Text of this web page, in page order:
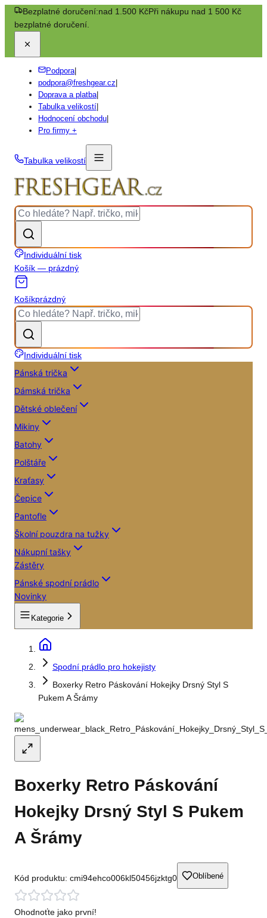
Bezplatné doručení:nad 1.500 KčPři nákupu nad 1 500 Kč
bezplatné doručení.
Podpora|
podpora@freshgear.cz
Doprava a platba|
Tabulka velikostí
Hodnocení obchodu
Pro firmy +
Tabulka velikostí
Individuální tisk
Košík — prázdný
Košíkprázdný
Individuální tisk
Pánská trička
Dámská trička
Dětské oblečení
Mikiny
Batohy
Polštáře
Kraťasy
Čepice
Pantofle
Školní pouzdra na tužky
Nákupní tašky
Zástěry
Pánské spodní prádlo
Novinky
Kategorie
Spodní prádlo pro hokejisty
Boxerky Retro Páskování Hokejky Drsný Styl S
Pukem A Šrámy
Boxerky Retro Páskování
Hokejky Drsný Styl S Pukem
A Šrámy
Kód produktu: cmi94ehco006kl50456jzktg0 Oblíbené
Ohodnoťte jako první!